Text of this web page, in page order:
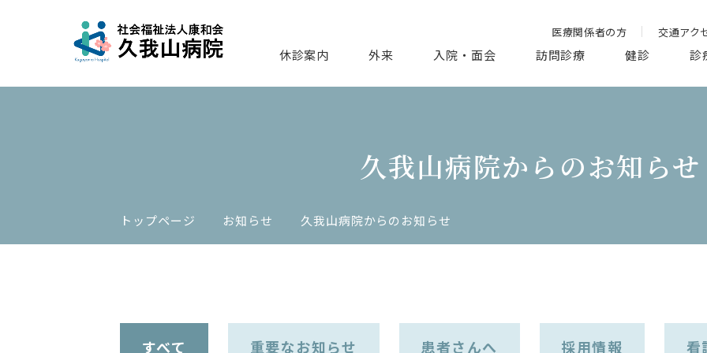
医療関係者の方 交通アク
休診案内 外来 入院・面会 訪問診療 健診 診
久我山病院からのお知らせ
トップページ お知らせ 久我山病院からのお知らせ
すべて 重要なお知らせ 患者さんへ 採用情報 看